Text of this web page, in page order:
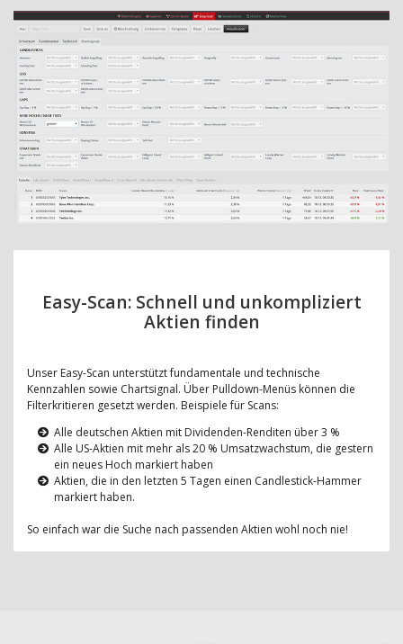
Easy-Scan: Schnell und unkompliziert
Aktien finden
Unser Easy-Scan unterstützt fundamentale und technische
Kennzahlen sowie Chartsignal. Über Pulldown-Menüs können die
Filterkritieren gesetzt werden. Beispiele für Scans:
Alle deutschen Aktien mit Dividenden-Renditen über 3 %
Alle US-Aktien mit mehr als 20 % Umsatzwachstum, die gestern
ein neues Hoch markiert haben
Aktien, die in den letzten 5 Tagen einen Candlestick-Hammer
markiert haben.
So einfach war die Suche nach passenden Aktien wohl noch nie!